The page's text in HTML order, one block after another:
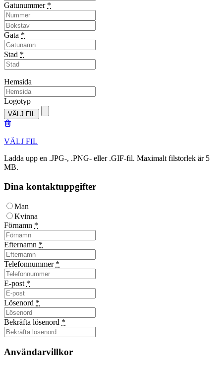
Gatunummer *
Gata *
Stad *
Hemsida
Logotyp
VÄLJ FIL
VÄLJ FIL
Ladda upp en .JPG-, .PNG- eller .GIF-fil. Maximalt filstorlek är 5
MB.
Dina kontaktuppgifter
Man
Kvinna
Förnamn *
Efternamn *
Telefonnummer *
E-post *
Lösenord *
Bekräfta lösenord *
Användarvillkor